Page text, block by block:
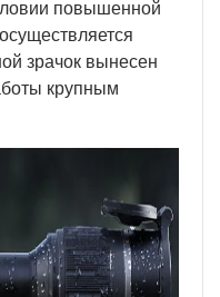
повышенной
зрачок вынесен
крупным